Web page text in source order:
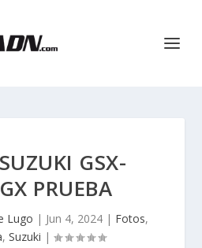
GSX-
PRUEBA
Lugo | Jun 4, 2024 | Fotos,
, Suzuki |